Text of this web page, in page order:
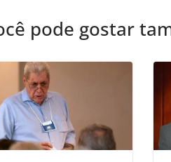
pode gostar